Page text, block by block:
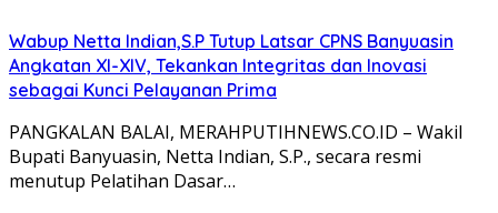
Wabup Netta Indian,S.P Tutup Latsar CPNS Banyuasin
Angkatan XI-XIV, Tekankan Integritas dan Inovasi
sebagai Kunci Pelayanan Prima
PANGKALAN BALAI, MERAHPUTIHNEWS.CO.ID – Wakil
Bupati Banyuasin, Netta Indian, S.P., secara resmi
menutup Pelatihan Dasar…